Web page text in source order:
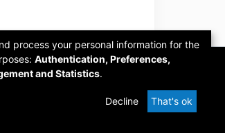
process your personal information for the
Authentication, Preferences,
and Statistics.
Decline That's ok